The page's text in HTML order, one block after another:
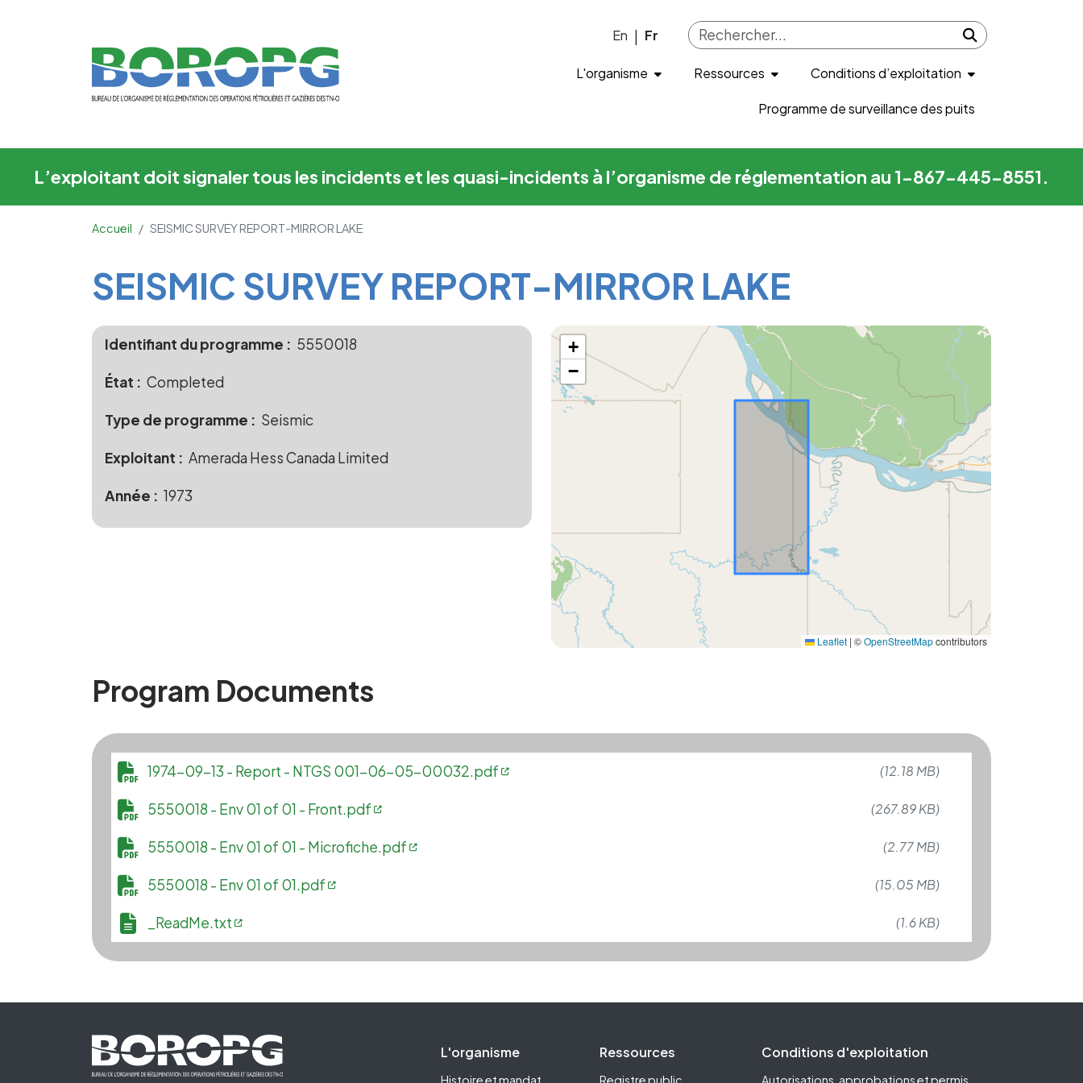
SEISMIC SURVEY REPORT-MIRROR LAKE
En Fr
Submit search
L'organisme Ressources Conditions d’exploitation
Programme de surveillance des puits
L’exploitant doit signaler tous les incidents et les quasi-incidents à l’organisme de réglementation au 1-867-445-8551.
Accueil SEISMIC SURVEY REPORT-MIRROR LAKE
Main Content
SEISMIC SURVEY REPORT-MIRROR LAKE
Identifiant du programme 5550018
État Completed
Type de programme Seismic
Exploitant Amerada Hess Canada Limited
Année 1973
+
−
Leaflet | ©OpenStreetMapcontributors
Program Documents
File 1974-09-13 - Report - NTGS 001-06-05-00032.pdf (12.18 MB)
File 5550018 - Env 01 of 01 - Front.pdf (267.89 KB)
File 5550018 - Env 01 of 01 - Microfiche.pdf (2.77 MB)
File 5550018 - Env 01 of 01.pdf (15.05 MB)
File _ReadMe.txt (1.6 KB)
Footer First Footer Second
L'organisme
Histoire et mandat
Ressources
Registre public
Conditions d'exploitation
Autorisations, approbations et permis